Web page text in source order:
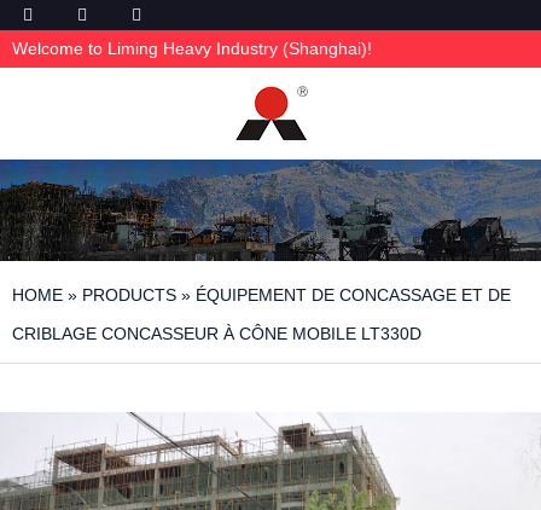
Welcome to Liming Heavy Industry (Shanghai)!
HOME » PRODUCTS » ÉQUIPEMENT DE CONCASSAGE ET DE
CRIBLAGE CONCASSEUR À CÔNE MOBILE LT330D